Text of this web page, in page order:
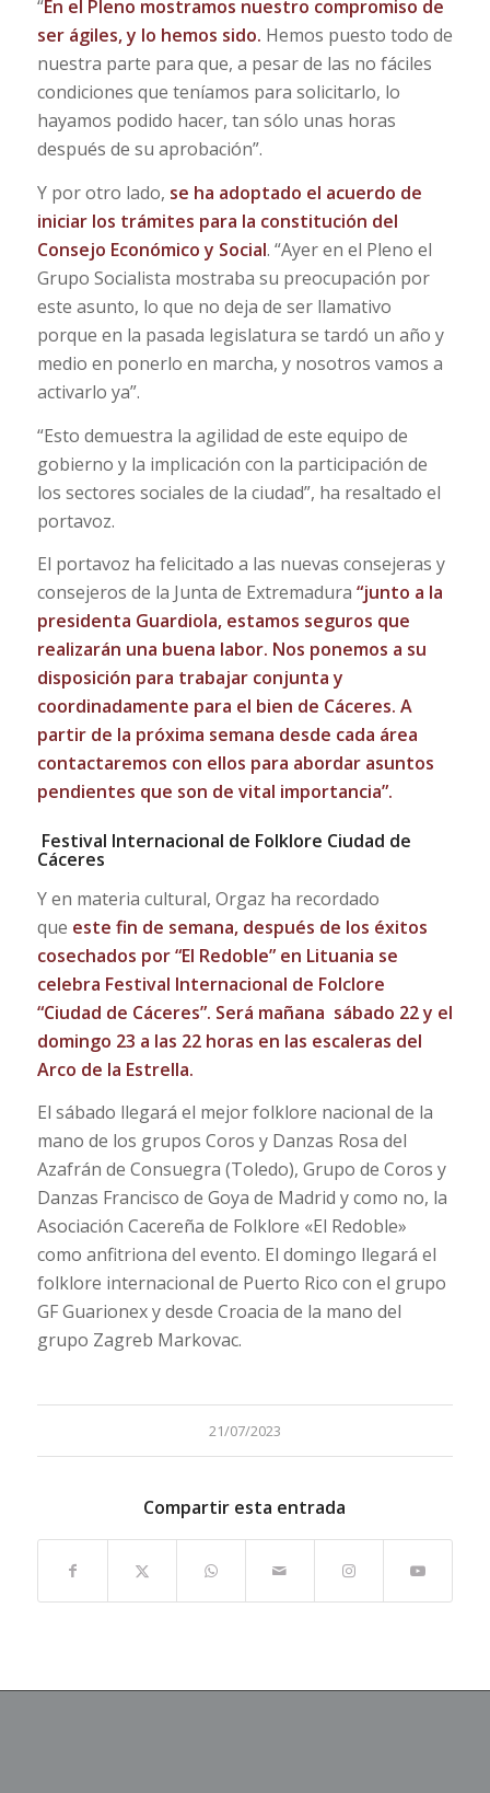
“En el Pleno mostramos nuestro compromiso de
ser ágiles, y lo hemos sido. Hemos puesto todo de
nuestra parte para que, a pesar de las no fáciles
condiciones que teníamos para solicitarlo, lo
hayamos podido hacer, tan sólo unas horas
después de su aprobación”.
Y por otro lado, se ha adoptado el acuerdo de
iniciar los trámites para la constitución del
Consejo Económico y Social. “Ayer en el Pleno el
Grupo Socialista mostraba su preocupación por
este asunto, lo que no deja de ser llamativo
porque en la pasada legislatura se tardó un año y
medio en ponerlo en marcha, y nosotros vamos a
activarlo ya”.
“Esto demuestra la agilidad de este equipo de
gobierno y la implicación con la participación de
los sectores sociales de la ciudad”, ha resaltado el
portavoz.
El portavoz ha felicitado a las nuevas consejeras y
consejeros de la Junta de Extremadura “junto a la
presidenta Guardiola, estamos seguros que
realizarán una buena labor. Nos ponemos a su
disposición para trabajar conjunta y
coordinadamente para el bien de Cáceres. A
partir de la próxima semana desde cada área
contactaremos con ellos para abordar asuntos
pendientes que son de vital importancia”.
Festival Internacional de Folklore Ciudad de
Cáceres
Y en materia cultural, Orgaz ha recordado
que este fin de semana, después de los éxitos
cosechados por “El Redoble” en Lituania se
celebra Festival Internacional de Folclore
“Ciudad de Cáceres”. Será mañana sábado 22 y el
domingo 23 a las 22 horas en las escaleras del
Arco de la Estrella.
El sábado llegará el mejor folklore nacional de la
mano de los grupos Coros y Danzas Rosa del
Azafrán de Consuegra (Toledo), Grupo de Coros y
Danzas Francisco de Goya de Madrid y como no, la
Asociación Cacereña de Folklore «El Redoble»
como anfitriona del evento. El domingo llegará el
folklore internacional de Puerto Rico con el grupo
GF Guarionex y desde Croacia de la mano del
grupo Zagreb Markovac.
21/07/2023
Compartir esta entrada